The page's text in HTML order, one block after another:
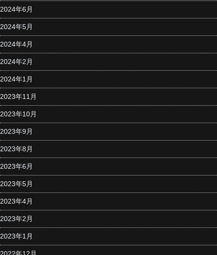
2024年6月
2024年5月
2024年4月
2024年2月
2024年1月
2023年11月
2023年10月
2023年9月
2023年8月
2023年6月
2023年5月
2023年4月
2023年2月
2023年1月
2022年12月